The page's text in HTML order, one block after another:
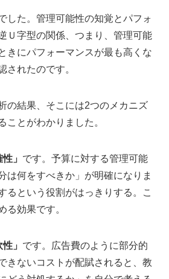
した。管理可能性の知覚とパフォ
Ｕ字型の関係、つまり、管理可能
きにパフォーマンスが最も高くな
されたのです。
の結果、そこには2つのメカニズ
ことがわかりました。
」 です。予算に対する管理可能
は何をすべきか」が明確になりま
るという役割がはっきりする。こ
る効果です。
」 です。広告費のように部分的
きないコストが配賦されると、教